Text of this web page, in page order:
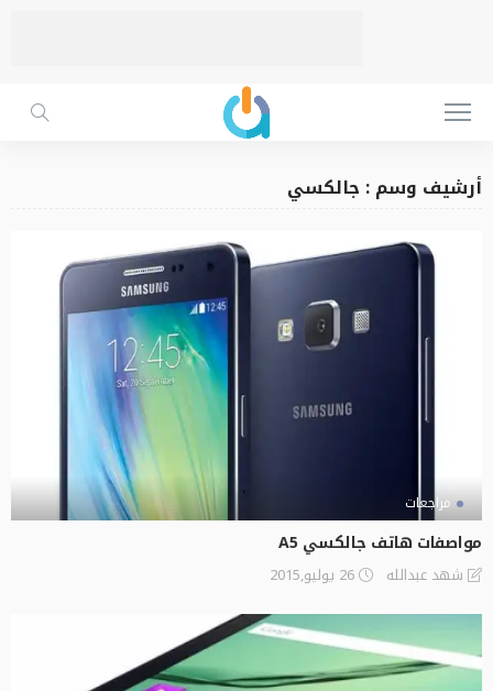
أرشيف وسم : جالكسي
مراجعات
مواصفات هاتف جالكسي A5
شهد عبدالله 26 يوليو,2015